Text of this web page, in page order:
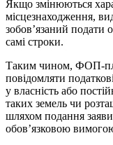
Якщо змінюються
місцезнаходження,
зобов’язаний
самі строки.
Таким чином, ФОП-
повідомляти
у власність або
таких земель чи
шляхом подання
обов’язковою